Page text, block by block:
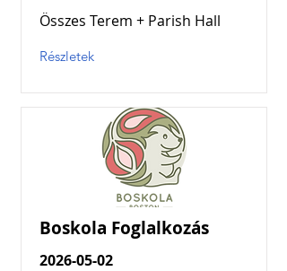
Összes Terem + Parish Hall
Részletek
Boskola Foglalkozás
2026-05-02